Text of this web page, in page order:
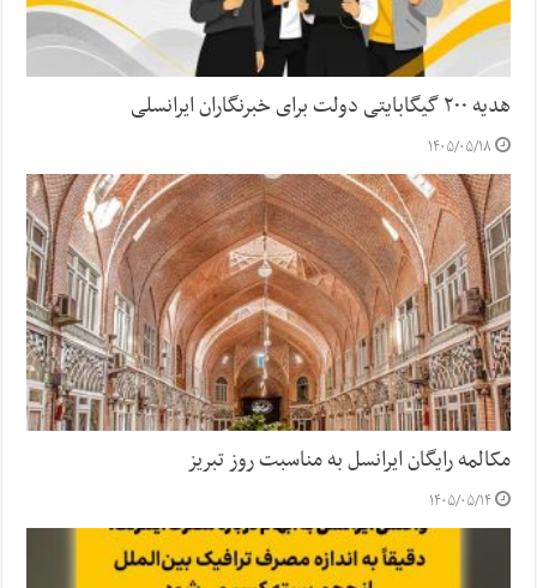
هدیه ۲۰۰ گیگابایتی دولت برای خبرنگاران ایرانسلی
۱۴۰۵/۰۵/۱۸
مکالمه رایگان ایرانسل به مناسبت روز تبریز
۱۴۰۵/۰۵/۱۴